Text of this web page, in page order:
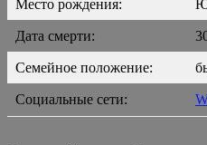
Место рождения:
Дата смерти:
Семейное положение:
Социальные сети: